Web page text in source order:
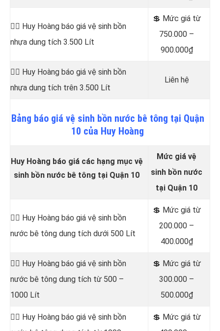
👷‍♂️ Huy Hoàng báo giá vệ sinh bồn
nhựa dung tích 3.500 Lít
💲 Mức giá từ
750.000 –
900.000₫
👷‍♂️ Huy Hoàng báo giá vệ sinh bồn
nhựa dung tích trên 3.500 Lít
Liên hệ
Bảng báo giá vệ sinh bồn nước bê tông tại Quận
10 của Huy Hoàng
Huy Hoàng báo giá các hạng mục vệ
sinh bồn nước bê tông tại Quận 10
Mức giá vệ
sinh bồn nước
tại Quận 10
👷‍♂️ Huy Hoàng báo giá vệ sinh bồn
nước bê tông dung tích dưới 500 Lít
💲 Mức giá từ
200.000 –
400.000₫
👷‍♂️ Huy Hoàng báo giá vệ sinh bồn
nước bê tông dung tích từ 500 –
1000 Lít
💲 Mức giá từ
300.000 –
500.000₫
👷‍♂️ Huy Hoàng báo giá vệ sinh bồn
💲 Mức giá từ